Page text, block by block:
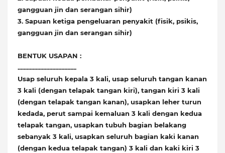
gangguan jin dan serangan sihir)
3. Sapuan ketiga pengeluaran penyakit (fisik, psikis,
gangguan jin dan serangan sihir)
BENTUK USAPAN :
.......................................
Usap seluruh kepala 3 kali, usap seluruh tangan kanan
3 kali (dengan telapak tangan kiri), tangan kiri 3 kali
(dengan telapak tangan kanan), usapkan leher turun
kedada, perut sampai kemaluan 3 kali dengan kedua
telapak tangan, usapkan tubuh bagian belakang
sebanyak 3 kali, usapkan seluruh bagian kaki kanan
(dengan kedua telapak tangan) 3 kali dan kaki kiri 3